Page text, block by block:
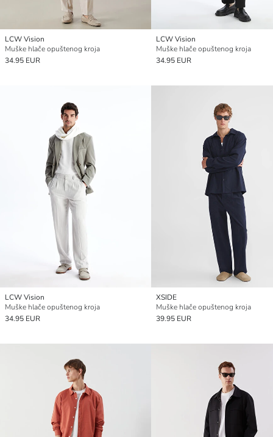
LCW Vision
Muške hlače opuštenog kroja
34.95 EUR
LCW Vision
Muške hlače opuštenog kroja
34.95 EUR
LCW Vision
Muške hlače opuštenog kroja
34.95 EUR
XSIDE
Muške hlače opuštenog kroja
39.95 EUR